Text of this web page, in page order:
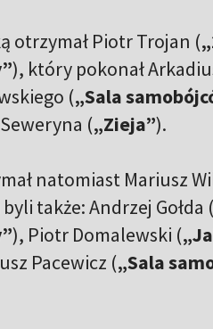
otrzymał Piotr Trojan (
), który pokonał
(„Sala
(„Zieja”).
natomiast Mariusz
także: Andrzej Gołda (
), Piotr Domalewski (
Pacewicz („Sala